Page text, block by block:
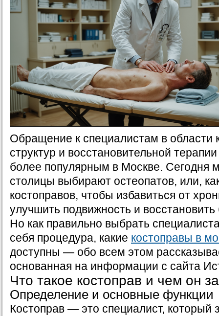
Обращение к специалистам в области
структур и восстановительной
более популярным в Москве. Сегодня
столицы выбирают остеопатов, или,
костоправов, чтобы избавиться от
улучшить подвижность и
Но как правильно выбрать
себя процедура, какие костоправы в
доступны — обо всем этом
основанная на информации с сайта
Что такое костоправ и чем он
Определение и основные функции
Костоправ — это специалист, который